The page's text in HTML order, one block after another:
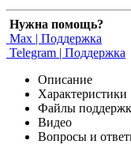
Нужна помощь?
Max | Поддержка
Telegram | Поддержка
Описание
Характеристики
Файлы
Видео
Вопросы и